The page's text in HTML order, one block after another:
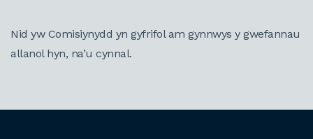
Nid yw Comisiynydd yn gyfrifol am gynnwys y gwefannau
allanol hyn, na’u cynnal.